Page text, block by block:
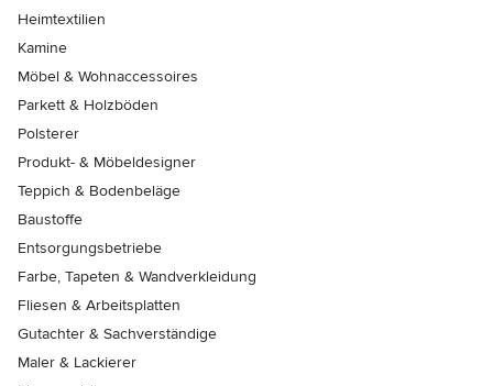
Heimtextilien
Kamine
Möbel & Wohnaccessoires
Parkett & Holzböden
Polsterer
Produkt- & Möbeldesigner
Teppich & Bodenbeläge
Baustoffe
Entsorgungsbetriebe
Farbe, Tapeten & Wandverkleidung
Fliesen & Arbeitsplatten
Gutachter & Sachverständige
Maler & Lackierer